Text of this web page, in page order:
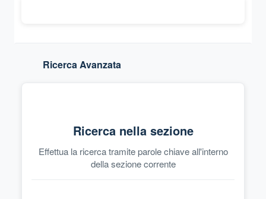
Ricerca Avanzata
Ricerca nella sezione
Effettua la ricerca tramite parole chiave all'interno
della sezione corrente